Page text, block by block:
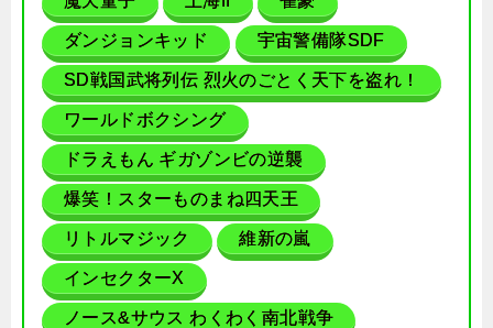
ダンジョンキッド 宇宙警備隊SDF
SD戦国武将列伝 烈火のごとく天下を盗れ！
ワールドボクシング
ドラえもん ギガゾンビの逆襲
爆笑！スターものまね四天王
リトルマジック 維新の嵐
インセクターX
ノース&サウス わくわく南北戦争